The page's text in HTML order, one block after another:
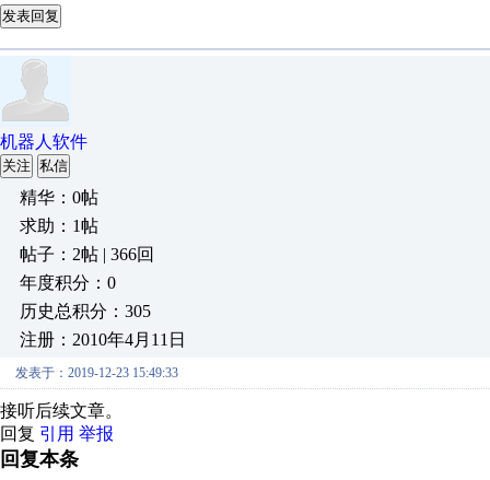
发表回复
机器人软件
关注 私信
精华：0帖
求助：1帖
帖子：2帖 | 366回
年度积分：0
历史总积分：305
注册：2010年4月11日
发表于：2019-12-23 15:49:33
接听后续文章。
回复 引用 举报
回复本条